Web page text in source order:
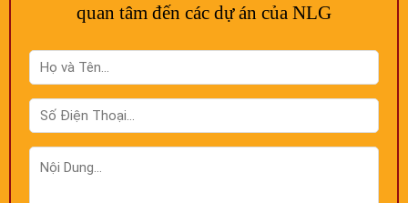
quan tâm đến các dự án của NLG